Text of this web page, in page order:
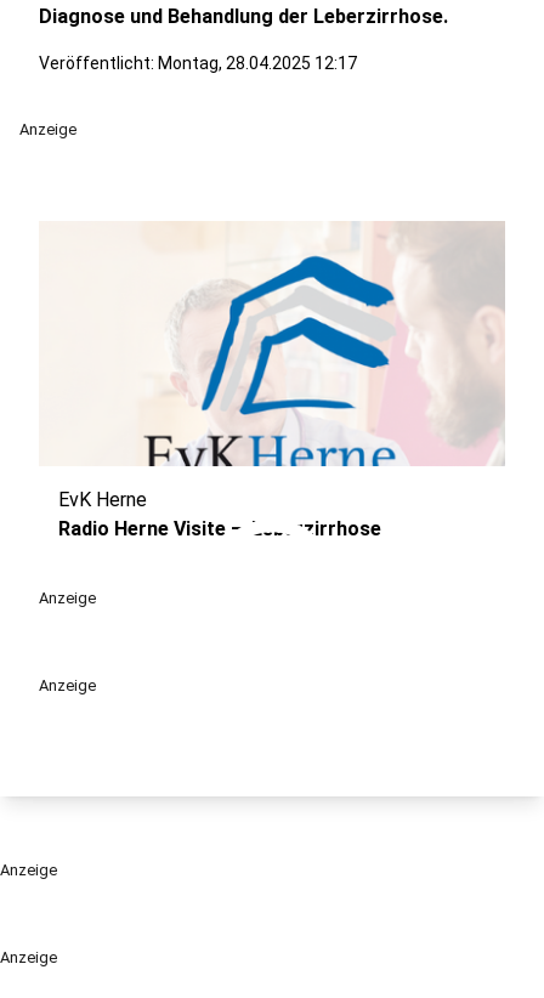
Anzeige
Diagnose und Behandlung der Leberzirrhose.
Veröffentlicht: Montag, 28.04.2025 12:17
Anzeige
play_circle
EvK Herne
Radio Herne Visite — Leberzirrhose
Anzeige
Anzeige
Anzeige